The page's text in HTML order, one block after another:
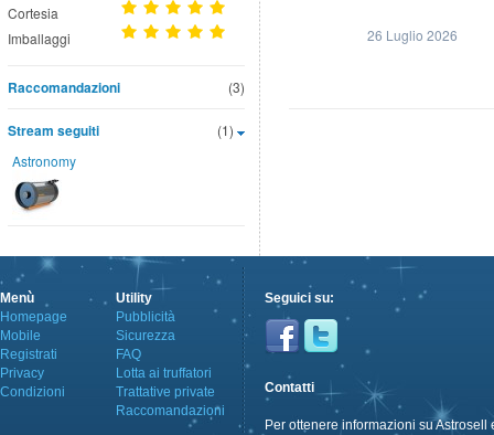
Cortesia
Imballaggi
(3)
Raccomandazioni
(1)
Stream seguiti
Astronomy
26 Luglio 2026
Menù
Homepage
Mobile
Registrati
Privacy
Condizioni
Utility
Pubblicità
Sicurezza
FAQ
Lotta ai truffatori
Trattative private
Raccomandazioni
Seguici su:
Contatti
Per ottenere informazioni su Astrosell